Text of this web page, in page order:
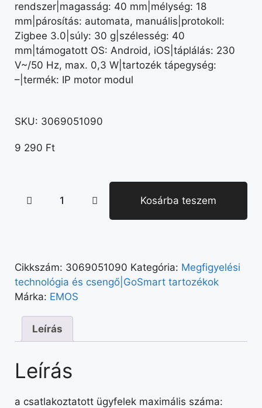
rendszer|magasság: 40 mm|mélység: 18
mm|párosítás: automata, manuális|protokoll:
Zigbee 3.0|súly: 30 g|szélesség: 40
mm|támogatott OS: Android, iOS|táplálás: 230
V~/50 Hz, max. 0,3 W|tartozék tápegység:
–|termék: IP motor modul
SKU: 3069051090
9 290 Ft
Kosárba teszem
Cikkszám: 3069051090 Kategória: Megfigyelési
technológia és csengő|GoSmart tartozékok
Márka: EMOS
Leírás
Leírás
a csatlakoztatott ügyfelek maximális száma: